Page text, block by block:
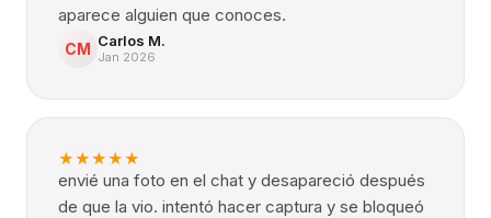
aparece alguien que conoces.
CM Carlos M.
Jan 2026
★★★★★
envié una foto en el chat y desapareció después
de que la vio. intentó hacer captura y se bloqueó